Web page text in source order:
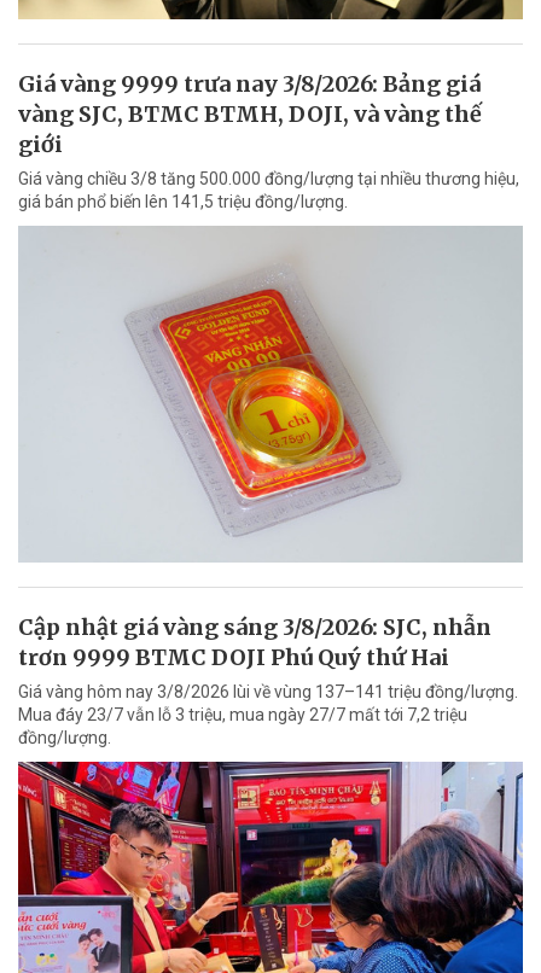
Giá vàng 9999 trưa nay 3/8/2026: Bảng giá
vàng SJC, BTMC BTMH, DOJI, và vàng thế
giới
Giá vàng chiều 3/8 tăng 500.000 đồng/lượng tại nhiều thương hiệu,
giá bán phổ biến lên 141,5 triệu đồng/lượng.
Cập nhật giá vàng sáng 3/8/2026: SJC, nhẫn
trơn 9999 BTMC DOJI Phú Quý thứ Hai
Giá vàng hôm nay 3/8/2026 lùi về vùng 137–141 triệu đồng/lượng.
Mua đáy 23/7 vẫn lỗ 3 triệu, mua ngày 27/7 mất tới 7,2 triệu
đồng/lượng.